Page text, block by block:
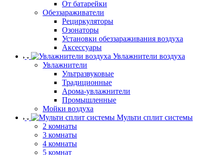
От батарейки
Обеззараживатели
Рециркуляторы
Озонаторы
Установки обеззараживания воздуха
Аксессуары
Увлажнители воздуха
Увлажнители
Ультразвуковые
Традиционные
Арома-увлажнители
Промышленные
Мойки воздуха
Мульти сплит системы
2 комнаты
3 комнаты
4 комнаты
5 комнат